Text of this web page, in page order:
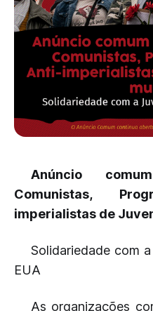
Anúncio
Comunistas,
imperialistas de
Solidariedade com
EUA
As organizações